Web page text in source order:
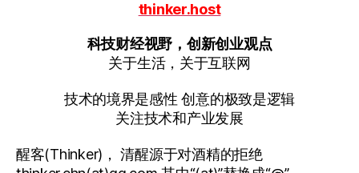
thinker.host
科技财经视野，创新创业观点
关于生活，关于互联网
技术的境界是感性 创意的极致是逻辑
关注技术和产业发展
醒客(Thinker)， 清醒源于对酒精的拒绝